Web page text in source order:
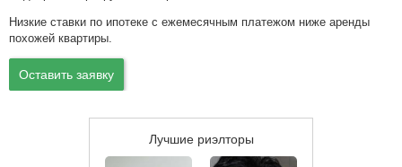
Низкие ставки по ипотеке с ежемесячным платежом ниже аренды
похожей квартиры.
Оставить заявку
Лучшие риэлторы